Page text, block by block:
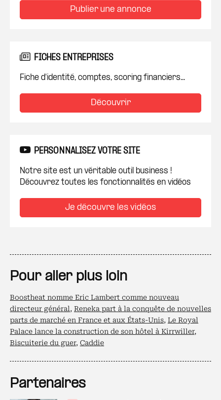
Publier une annonce
FICHES ENTREPRISES
Fiche d'identité, comptes, scoring financiers...
Découvrir
PERSONNALISEZ VOTRE SITE
Notre site est un véritable outil business !
Découvrez toutes les fonctionnalités en vidéos
Je découvre les vidéos
Pour aller plus loin
Boostheat nomme Eric Lambert comme nouveau
directeur général, Reneka part à la conquête de nouvelles
parts de marché en France et aux États-Unis, Le Royal
Palace lance la construction de son hôtel à Kirrwiller,
Biscuiterie du guer, Caddie
Partenaires